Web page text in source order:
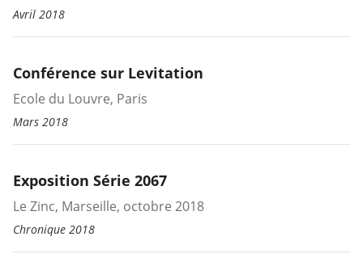
Avril 2018
Conférence sur Levitation
Ecole du Louvre, Paris
Mars 2018
Exposition Série 2067
Le Zinc, Marseille, octobre 2018
Chronique 2018